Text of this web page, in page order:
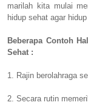
marilah kita mulai
hidup sehat agar
Beberapa Contoh
Sehat :
1. Rajin berolahraga
2. Secara rutin